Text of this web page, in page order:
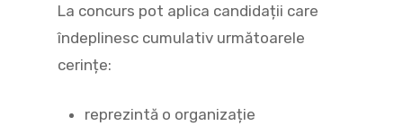
La concurs pot aplica candidații care
îndeplinesc cumulativ următoarele
cerințe:
reprezintă o organizație